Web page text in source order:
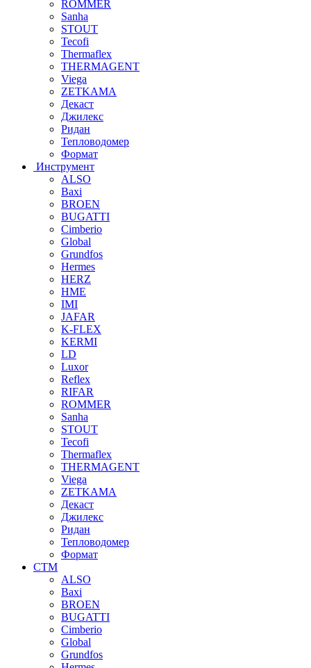
ROMMER
Sanha
STOUT
Tecofi
Thermaflex
THERMAGENT
Viega
ZETKAMA
Декаст
Джилекс
Ридан
Тепловодомер
Формат
Инструмент
ALSO
Baxi
BROEN
BUGATTI
Cimberio
Global
Grundfos
Hermes
HERZ
HME
IMI
JAFAR
K-FLEX
KERMI
LD
Luxor
Reflex
RIFAR
ROMMER
Sanha
STOUT
Tecofi
Thermaflex
THERMAGENT
Viega
ZETKAMA
Декаст
Джилекс
Ридан
Тепловодомер
Формат
СТМ
ALSO
Baxi
BROEN
BUGATTI
Cimberio
Global
Grundfos